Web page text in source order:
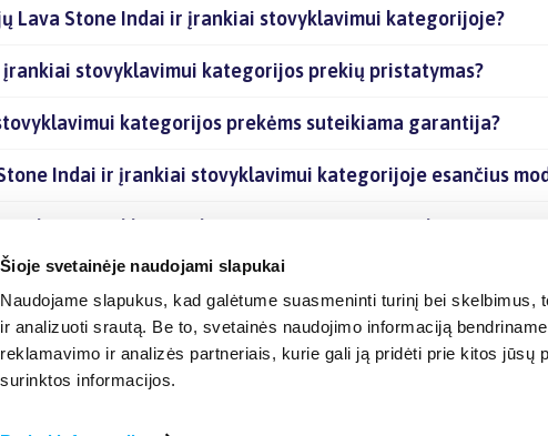
Šioje svetainėje naudojami slapukai
Naudojame slapukus, kad galėtume suasmeninti turinį bei skelbimus,
ir analizuoti srautą. Be to, svetainės naudojimo informaciją
reklamavimo ir analizės partneriais, kurie gali ją pridėti prie kitos jūsų
surinktos informacijos.
Lava Stone Indai ir įrankiai stovyklavimui kategorijoje?
stovyklavimui kategorijos prekių pristatymas?
kategorijos prekėms suteikiama garantija?
Indai ir įrankiai stovyklavimui kategorijoje esančius
stovyklavimui kategorijoje esančias prekes internetu?